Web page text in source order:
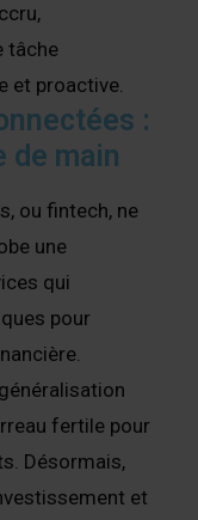
tâche
et proactive.
:
de main
ou fintech, ne
une
qui
pour
fertile pour
Désormais,
et